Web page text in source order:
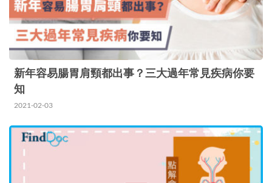
新年容易腸胃肩頸都出事？三大過年常見疾病你要
知
2021-02-03